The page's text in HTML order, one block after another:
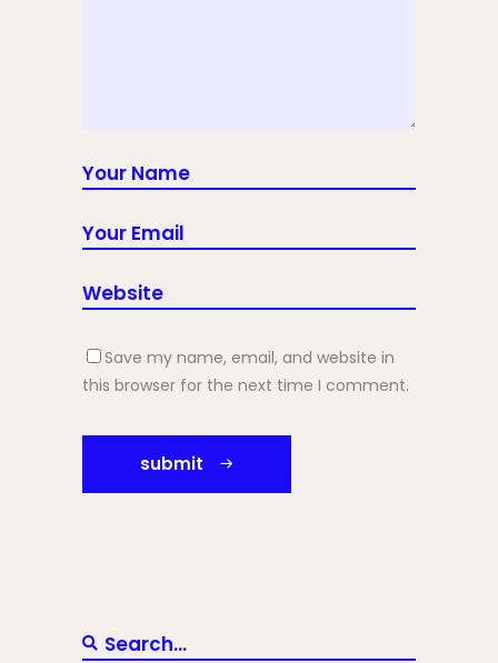
Save my name, email, and website in
this browser for the next time I comment.
submit